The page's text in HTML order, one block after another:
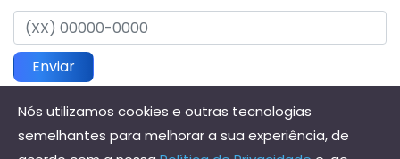
Enviar
Direitos reservados à Hannis Contabilidade - 2026
Nós utilizamos cookies e outras tecnologias
semelhantes para melhorar a sua experiência, de